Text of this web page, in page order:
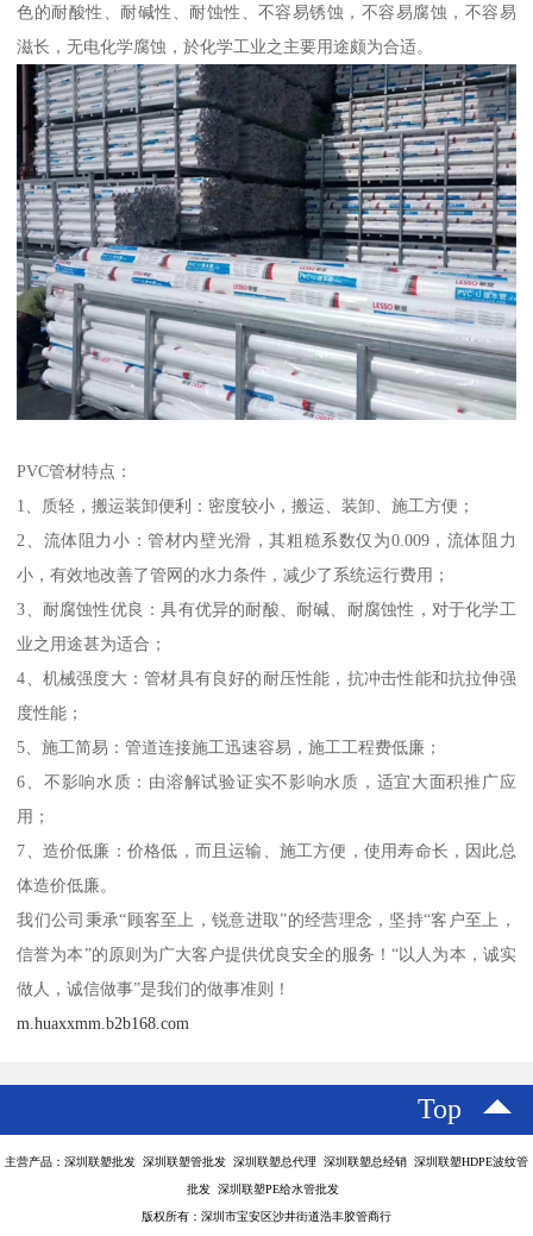
色的耐酸性、耐碱性、耐蚀性、不容易锈蚀，不容易腐蚀，不容易
滋长，无电化学腐蚀，於化学工业之主要用途颇为合适。
PVC管材特点：
1、质轻，搬运装卸便利：密度较小，搬运、装卸、施工方便；
2、流体阻力小：管材内壁光滑，其粗糙系数仅为0.009，流体阻力
小，有效地改善了管网的水力条件，减少了系统运行费用；
3、耐腐蚀性优良：具有优异的耐酸、耐碱、耐腐蚀性，对于化学工
业之用途甚为适合；
4、机械强度大：管材具有良好的耐压性能，抗冲击性能和抗拉伸强
度性能；
5、施工简易：管道连接施工迅速容易，施工工程费低廉；
6、不影响水质：由溶解试验证实不影响水质，适宜大面积推广应
用；
7、造价低廉：价格低，而且运输、施工方便，使用寿命长，因此总
体造价低廉。
我们公司秉承“顾客至上，锐意进取”的经营理念，坚持“客户至上，
信誉为本”的原则为广大客户提供优良安全的服务！“以人为本，诚实
做人，诚信做事”是我们的做事准则！
m.huaxxmm.b2b168.com
Top
主营产品：深圳联塑批发 深圳联塑管批发 深圳联塑总代理 深圳联塑总经销 深圳联塑HDPE波纹管
批发 深圳联塑PE给水管批发
版权所有：深圳市宝安区沙井街道浩丰胶管商行